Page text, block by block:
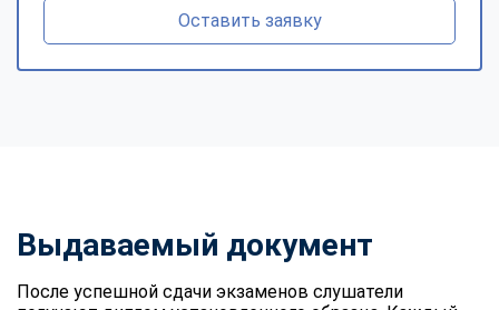
Оставить заявку
Выдаваемый документ
После успешной сдачи экзаменов слушатели